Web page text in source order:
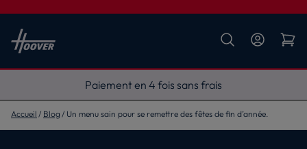
Livraison gratuite
Accueil Blog Un menu sain pour se remettre des fêtes de fin d’année.